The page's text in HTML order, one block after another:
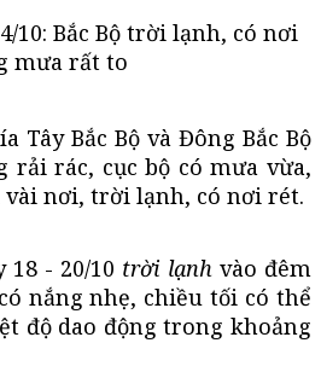
10: Bắc Bộ trời lạnh, có nơi
mưa rất to
Tây Bắc Bộ và Đông Bắc Bộ
rải rác, cục bộ có mưa vừa,
vài nơi, trời lạnh, có nơi rét.
18 - 20/10 trời lạnhvào đêm
nắng nhẹ, chiều tối có thể
độ dao động trong khoảng